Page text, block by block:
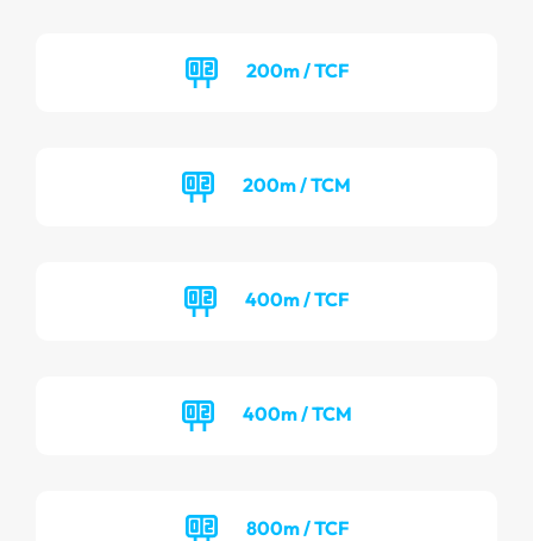
200m / TCF
200m / TCM
400m / TCF
400m / TCM
800m / TCF